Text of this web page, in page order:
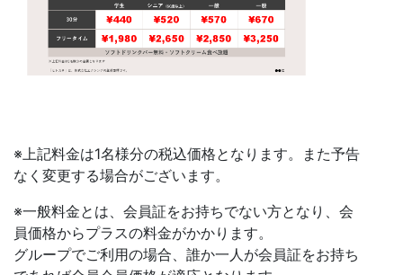
※上記料金は1名様分の税込価格となります。また予告
なく変更する場合がございます。
※一般料金とは、会員証をお持ちでない方となり、会
員価格からプラスの料金がかかります。
グループでご利用の場合、誰か一人が会員証をお持ち